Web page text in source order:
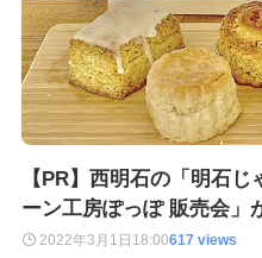
【PR】西明石の「明石
ーン工房ぽっぽ 販売会」
2022年3月1日 18:00617 views